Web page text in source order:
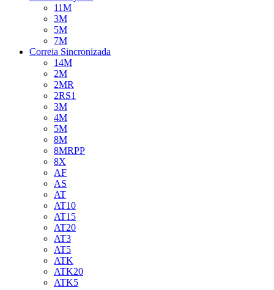
11M
3M
5M
7M
Correia Sincronizada
14M
2M
2MR
2RS1
3M
4M
5M
8M
8MRPP
8X
AF
AS
AT
AT10
AT15
AT20
AT3
AT5
ATK
ATK20
ATK5